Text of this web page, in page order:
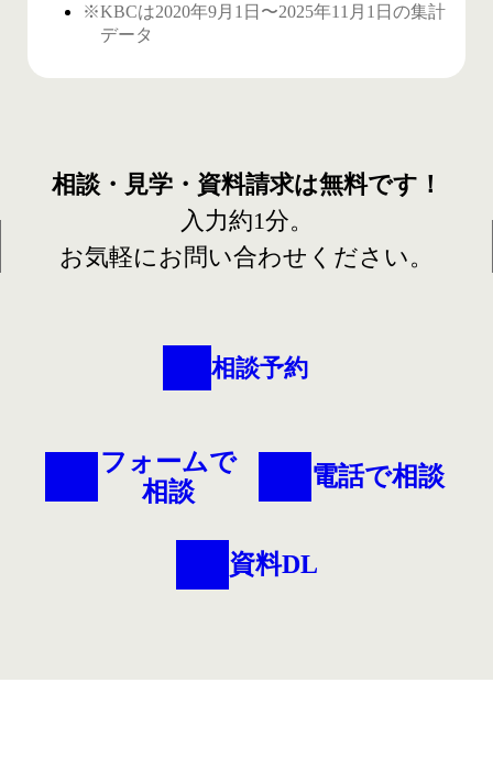
※KBCは2020年9月1日〜2025年11月1日の集計
データ
相談・見学・資料請求は無料です！
入力約1分。
お気軽にお問い合わせください。
相談予約
フォームで
相談
電話で相談
資料DL